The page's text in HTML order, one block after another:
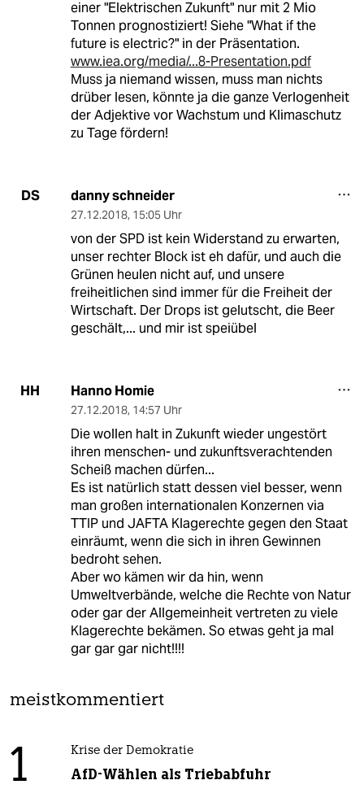
einer "Elektrischen Zukunft" nur mit 2 Mio
Tonnen prognostiziert! Siehe "What if the
future is electric?" in der Präsentation.
www.iea.org/media/...8-Presentation.pdf
Muss ja niemand wissen, muss man nichts
drüber lesen, könnte ja die ganze Verlogenheit
der Adjektive vor Wachstum und Klimaschutz
zu Tage fördern!
DS danny schneider
27.12.2018, 15:05 Uhr
von der SPD ist kein Widerstand zu erwarten,
unser rechter Block ist eh dafür, und auch die
Grünen heulen nicht auf, und unsere
freiheitlichen sind immer für die Freiheit der
Wirtschaft. Der Drops ist gelutscht, die Beer
geschält,... und mir ist speiübel
HH Hanno Homie
27.12.2018, 14:57 Uhr
Die wollen halt in Zukunft wieder ungestört
ihren menschen- und zukunftsverachtenden
Scheiß machen dürfen...
Es ist natürlich statt dessen viel besser, wenn
man großen internationalen Konzernen via
TTIP und JAFTA Klagerechte gegen den Staat
einräumt, wenn die sich in ihren Gewinnen
bedroht sehen.
Aber wo kämen wir da hin, wenn
Umweltverbände, welche die Rechte von Natur
oder gar der Allgemeinheit vertreten zu viele
Klagerechte bekämen. So etwas geht ja mal
gar gar gar nicht!!!!
meistkommentiert
1 Krise der Demokratie
AfD-Wählen als Triebabfuhr